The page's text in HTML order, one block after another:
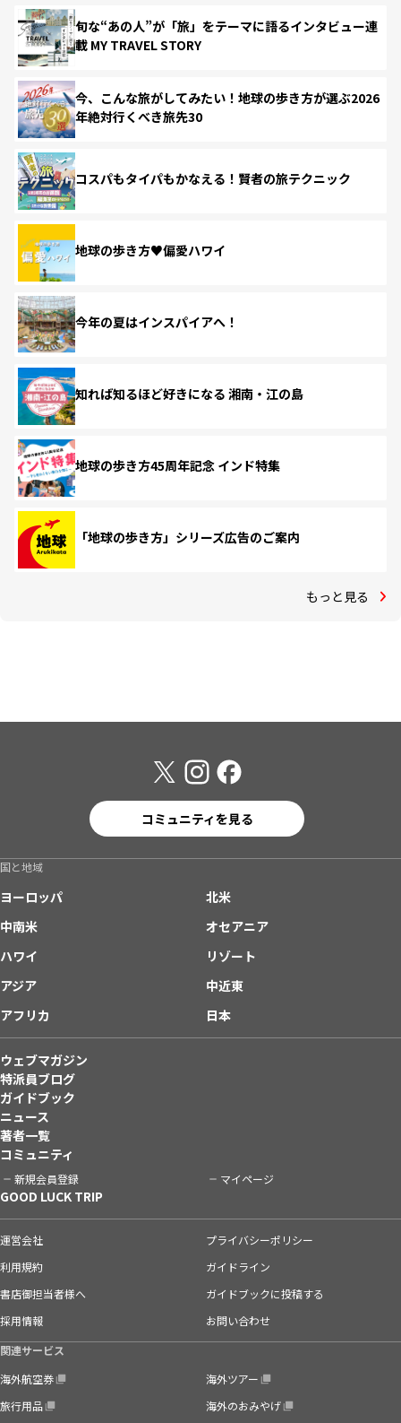
旬な“あの人”が「旅」をテーマに語るインタビュー連
載 MY TRAVEL STORY
今、こんな旅がしてみたい！地球の歩き方が選ぶ2026
年絶対行くべき旅先30
コスパもタイパもかなえる！賢者の旅テクニック
地球の歩き方♥偏愛ハワイ
今年の夏はインスパイアへ！
知れば知るほど好きになる 湘南・江の島
地球の歩き方45周年記念 インド特集
「地球の歩き方」シリーズ広告のご案内
もっと見る
コミュニティを見る
国と地域
ヨーロッパ
北米
中南米
オセアニア
ハワイ
リゾート
アジア
中近東
アフリカ
日本
ウェブマガジン
特派員ブログ
ガイドブック
ニュース
著者一覧
コミュニティ
新規会員登録 マイページ
GOOD LUCK TRIP
運営会社
プライバシーポリシー
利用規約
ガイドライン
書店御担当者様へ
ガイドブックに投稿する
採用情報
お問い合わせ
関連サービス
海外航空券
海外ツアー
旅行用品
海外のおみやげ